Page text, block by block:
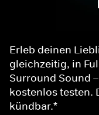
Erleb deinen
gleichzeitig, in
Surround Sound
kostenlos testen.
kündbar.*